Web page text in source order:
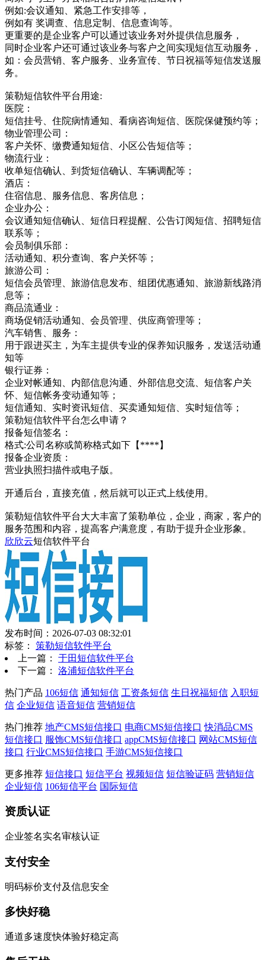
例如:会议通知、紧急工作安排等，
例如有 奖调查、信息定制、信息查询等。
更重要的是企业客户可以通过该业务对外提供信息服务，
同时企业客户还可通过该业务与客户之间实现短信互动服务，
如：会员营销、客户服务、业务宣传、节日祝福等短信发送服
务。
策勒短信软件平台用途:
医院：
短信挂号、住院病情通知、看病咨询短信、医院保健预约等；
物业管理公司：
客户关怀、缴费通知短信、小区公告短信等；
物流行业：
收单短信确认、到货短信确认、车辆调配等；
酒店：
住宿信息、服务信息、客房信息；
企业办公：
会议通知短信确认、短信日程提醒、公告订阅短信、招聘短信
联系等；
会员制俱乐部：
活动通知、积分查询、客户关怀等；
旅游公司：
短信会员管理、旅游信息发布、组团优惠通知、旅游新线路消
息等；
商品流通业：
商场促销活动通知、会员管理、供应商管理等；
汽车销售、服务：
用于跟进买主，为车主提供专业的保养知识服务，发送活动通
知等
银行证券：
企业对帐通知、内部信息沟通、外部信息交流、短信客户关
怀、短信帐务变动通知等；
短信通知、实时资讯短信、买卖通知短信、实时短信等；
策勒短信软件平台怎么申请？
报备短信签名：
格式:公司名称或简称格式如下【****】
报备企业资质：
营业执照扫描件或电子版。
开通后台，直接充值，然后就可以正式上线使用。
策勒短信软件平台大大丰富了策勒单位，企业，商家，客户的
服务范围和内容，提高客户满意度，有助于提升企业形象。
欣欣云短信软件平台
发布时间：2026-07-03 08:32:01
标签： 策勒短信软件平台
上一篇： 于田短信软件平台
下一篇： 洛浦短信软件平台
热门产品 106短信 通知短信 工资条短信 生日祝福短信 入职短
信 企业短信 语音短信 营销短信
热门推荐 地产CMS短信接口 电商CMS短信接口 快消品CMS
短信接口 服饰CMS短信接口 appCMS短信接口 网站CMS短信
接口 行业CMS短信接口 手游CMS短信接口
更多推荐 短信接口 短信平台 视频短信 短信验证码 营销短信
企业短信 106短信平台 国际短信
资质认证
企业签名实名审核认证
支付安全
明码标价支付及信息安全
多快好稳
通道多速度快体验好稳定高